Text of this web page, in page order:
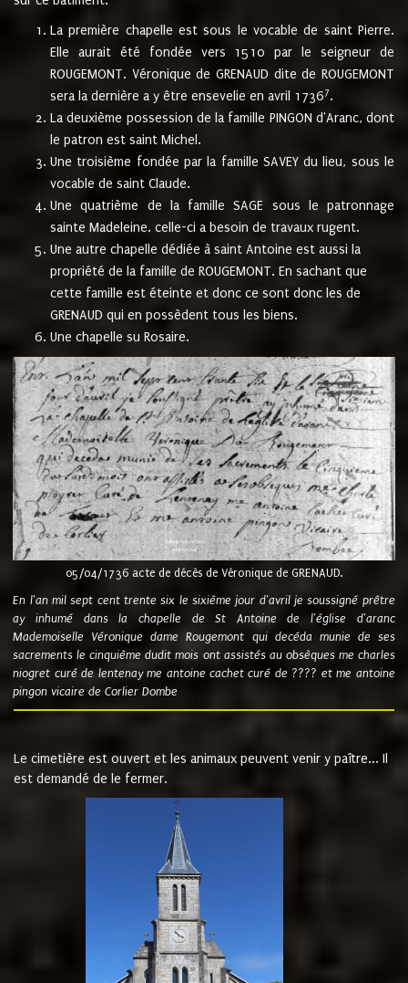
La première chapelle est sous le vocable de saint Pierre.
Elle aurait été fondée vers 1510 par le seigneur de
ROUGEMONT. Véronique de GRENAUD dite de ROUGEMONT
sera la dernière a y être ensevelie en avril 17367.
La deuxième possession de la famille PINGON d'Aranc, dont
le patron est saint Michel.
Une troisième fondée par la famille SAVEY du lieu, sous le
vocable de saint Claude.
Une quatrième de la famille SAGE sous le patronnage
sainte Madeleine. celle-ci a besoin de travaux rugent.
Une autre chapelle dédiée à saint Antoine est aussi la
propriété de la famille de ROUGEMONT. En sachant que
cette famille est éteinte et donc ce sont donc les de
GRENAUD qui en possèdent tous les biens.
Une chapelle su Rosaire.
05/04/1736 acte de décès de Véronique de GRENAUD.
En l'an mil sept cent trente six le sixième jour d'avril je soussigné prêtre
ay inhumé dans la chapelle de St Antoine de l'église d'aranc
Mademoiselle Véronique dame Rougemont qui decéda munie de ses
sacrements le cinquième dudit mois ont assistés au obsèques me charles
niogret curé de lentenay me antoine cachet curé de ???? et me antoine
pingon vicaire de Corlier Dombe
Le cimetière est ouvert et les animaux peuvent venir y paître... Il
est demandé de le fermer.